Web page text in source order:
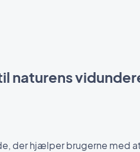
naturens
der hjælper brugerne med